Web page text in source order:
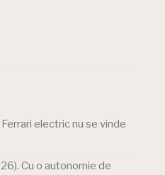
electric nu se vinde
Cu o autonomie de